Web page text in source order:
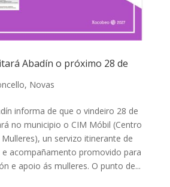
Abadín o próximo 28 de
, Novas
informa de que o vindeiro 28 de
no municipio o CIM Móbil (Centro
un servizo itinerante de
e acompañamento promovido para
e apoio ás mulleres. O punto de...